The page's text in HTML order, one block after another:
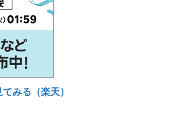
みる（楽天）